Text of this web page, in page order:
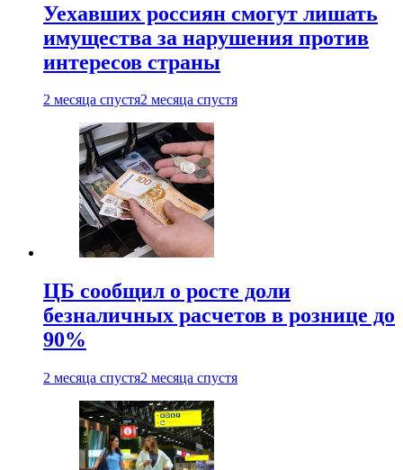
Уехавших россиян смогут лишать
имущества за нарушения против
интересов страны
2 месяца спустя2 месяца спустя
ЦБ сообщил о росте доли
безналичных расчетов в рознице до
90%
2 месяца спустя2 месяца спустя